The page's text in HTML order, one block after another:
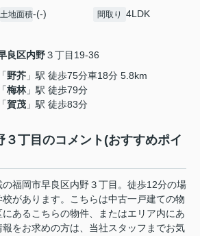
土地面積-(-) 間取り 4LDK
良区内野３丁目19-36
「野芥 」駅 徒歩75分車18分 5.8km
「梅林」駅 徒歩79分
「賀茂 」駅 徒歩83分
３丁目のコメント(おすすめポイ
福岡市早良区内野３丁目。徒歩12分の場
があります。こちらは中古一戸建ての物
あるこちらの物件、またはエリア内にあ
をお求めの方は、当社スタッフまでお気